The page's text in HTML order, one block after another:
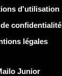
d'utilisation
confidentialité
légales
Junior